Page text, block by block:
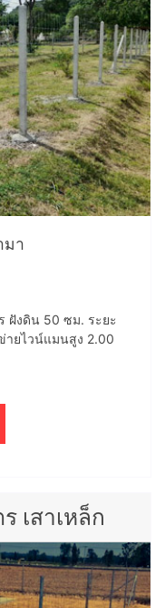
มา
ฝังดิน 50 ซม. ระยะ
ายไวน์แมนสูง 2.00
เสาเหล็ก